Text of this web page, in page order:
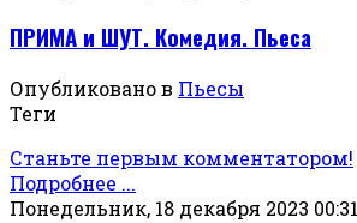
ПРИМА и ШУТ. Комедия. Пьеса
Опубликовано в Пьесы
Теги
Станьте первым комментатором!
Подробнее ...
Понедельник, 18 декабря 2023 00:31